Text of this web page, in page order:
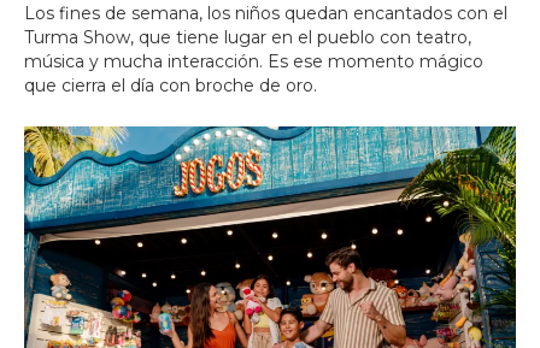
Los fines de semana, los niños quedan encantados con el
Turma Show, que tiene lugar en el pueblo con teatro,
música y mucha interacción. Es ese momento mágico
que cierra el día con broche de oro.